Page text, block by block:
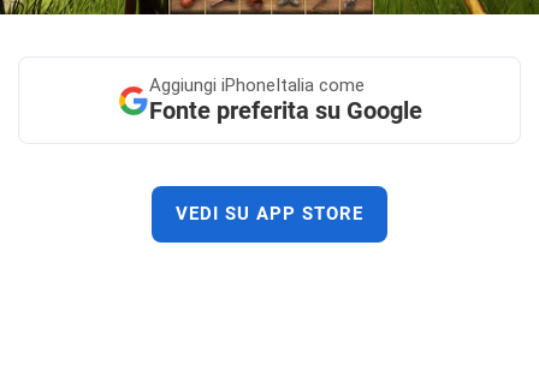
Aggiungi iPhoneItalia come
Fonte preferita su Google
VEDI SU APP STORE